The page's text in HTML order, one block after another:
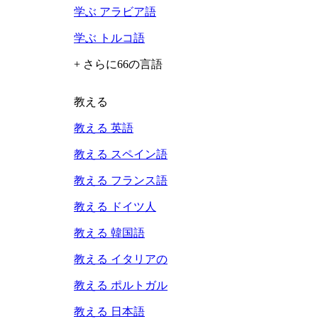
学ぶ アラビア語
学ぶ トルコ語
+ さらに66の言語
教える
教える 英語
教える スペイン語
教える フランス語
教える ドイツ人
教える 韓国語
教える イタリアの
教える ポルトガル
教える 日本語